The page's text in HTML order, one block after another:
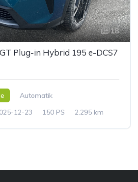
18
Plug-in Hybrid 195 e-DCS7
Automatik
12-23 150 PS 2.295 km